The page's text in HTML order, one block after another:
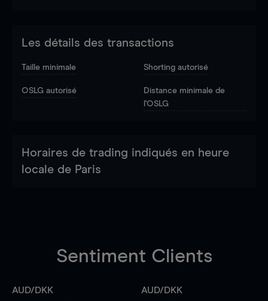
Les détails des transactions
Taille minimale Shorting autorisé
OSLG autorisé
Distance minimale de
l'OSLG
Horaires de trading indiqués en heure
locale de Paris
Sentiment Clients
AUD/DKK
AUD/DKK